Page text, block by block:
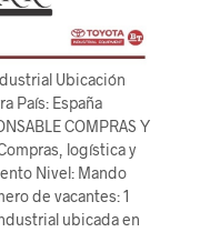
Ubicación
País: España
COMPRAS Y
logística y
Nivel: Mando
de vacantes: 1
ubicada en